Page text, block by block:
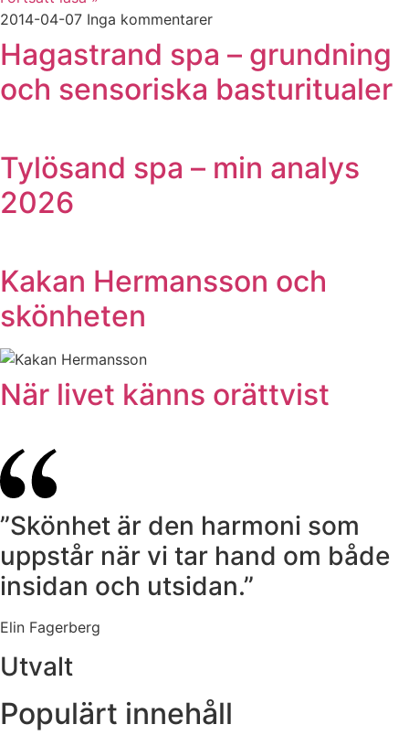
2014-04-07 Inga kommentarer
Hagastrand spa – grundning
och sensoriska basturitualer
Tylösand spa – min analys
2026
Kakan Hermansson och
skönheten
När livet känns orättvist
”Skönhet är den harmoni som
uppstår när vi tar hand om både
insidan och utsidan.”
Elin Fagerberg
Utvalt
Populärt innehåll